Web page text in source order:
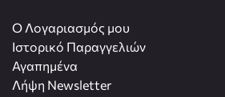
O Λογαριασμός μου
Ιστορικό Παραγγελιών
Αγαπημένα
Λήψη Newsletter